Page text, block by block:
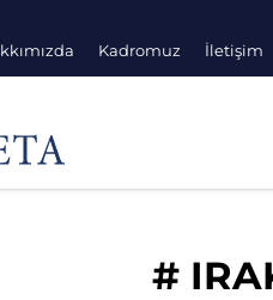
Kadromuz İletişim
#